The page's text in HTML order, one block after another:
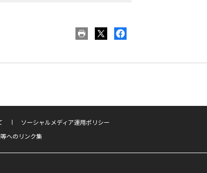
ソーシャルメディア運用ポリシー
へのリンク集